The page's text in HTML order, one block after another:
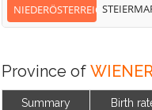
NIEDERÖSTERREICH
Province of
Summary
Birth